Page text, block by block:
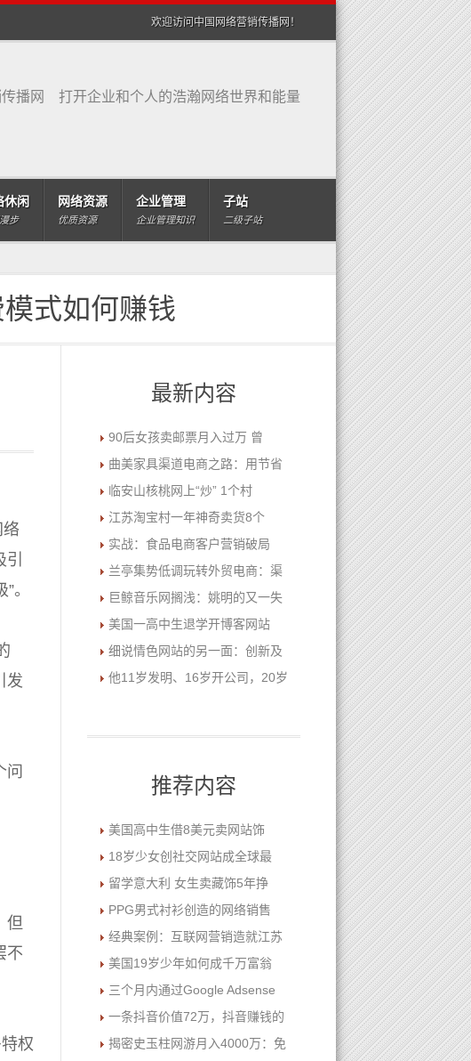
欢迎访问中国网络营销传播网！
传播网 打开企业和个人的浩瀚网络世界和能量
休闲
步
网络资源
优质资源
企业管理
企业管理知识
子站
二级子站
式如何赚钱
。
发
但
不
权
最新内容
90后女孩卖邮票月入过万 曾
曲美家具渠道电商之路：用节省
临安山核桃网上“炒” 1个村
江苏淘宝村一年神奇卖货8个
实战：食品电商客户营销破局
兰亭集势低调玩转外贸电商：渠
巨鲸音乐网搁浅：姚明的又一失
美国一高中生退学开博客网站
细说情色网站的另一面：创新及
他11岁发明、16岁开公司，20岁
推荐内容
美国高中生借8美元卖网站饰
18岁少女创社交网站成全球最
留学意大利 女生卖藏饰5年挣
PPG男式衬衫创造的网络销售
经典案例：互联网营销造就江苏
美国19岁少年如何成千万富翁
三个月内通过Google Adsense
一条抖音价值72万，抖音赚钱的
揭密史玉柱网游月入4000万：免